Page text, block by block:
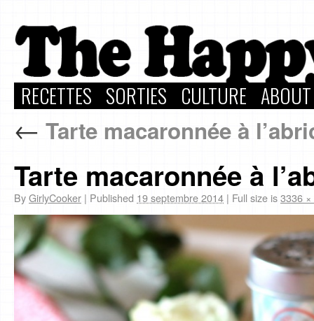
RECETTES SORTIES CULTURE
← Tarte macaronnée à
Tarte macaronnée à
ByGirlyCooker | Published 19 septembre 2014 | Full size is3336